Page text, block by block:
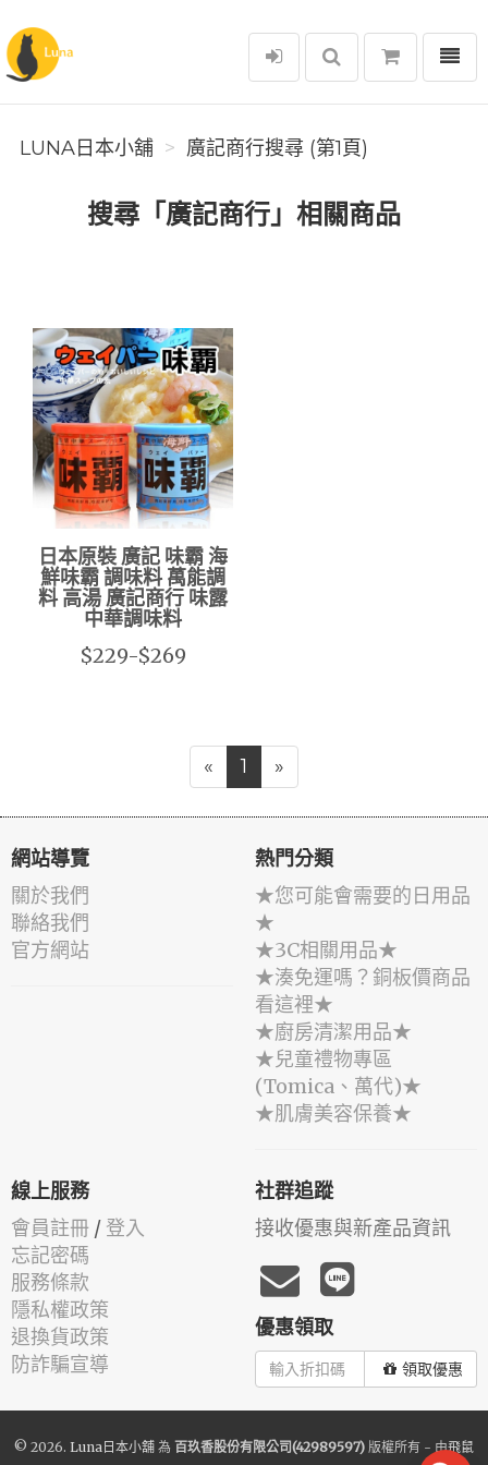
Luna日本小舖
選單
LUNA日本小舖 廣記商行搜尋 (第1頁)
搜尋「廣記商行」相關商品
日本原裝 廣記 味霸 海
鮮味霸 調味料 萬能調
料 高湯 廣記商行 味露
中華調味料
$229-$269
« 1 »
網站導覽
關於我們
聯絡我們
官方網站
熱門分類
★您可能會需要的日用品
★
★3C相關用品★
★湊免運嗎？銅板價商品
看這裡★
★廚房清潔用品★
★兒童禮物專區
(Tomica、萬代)★
★肌膚美容保養★
線上服務
會員註冊 / 登入
忘記密碼
服務條款
隱私權政策
退換貨政策
防詐騙宣導
社群追蹤
接收優惠與新產品資訊
優惠領取
領取優惠
© 2026. Luna日本小舖 為 百玖香股份有限公司(42989597) 版權所有 - 由飛鼠